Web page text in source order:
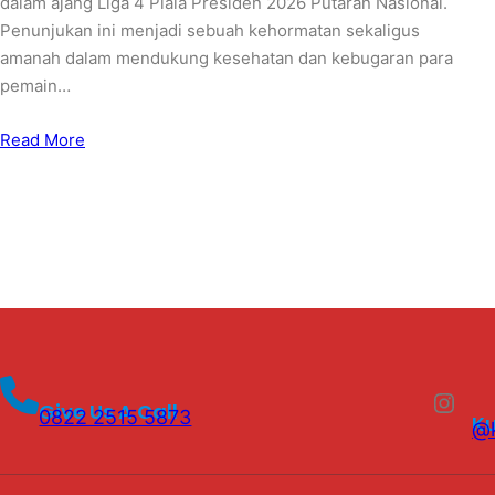
Penunjukan ini menjadi sebuah kehormatan sekaligus
amanah dalam mendukung kesehatan dan kebugaran para
pemain…
Read More
Give Us A Call
0822 2515 5873 Instagram